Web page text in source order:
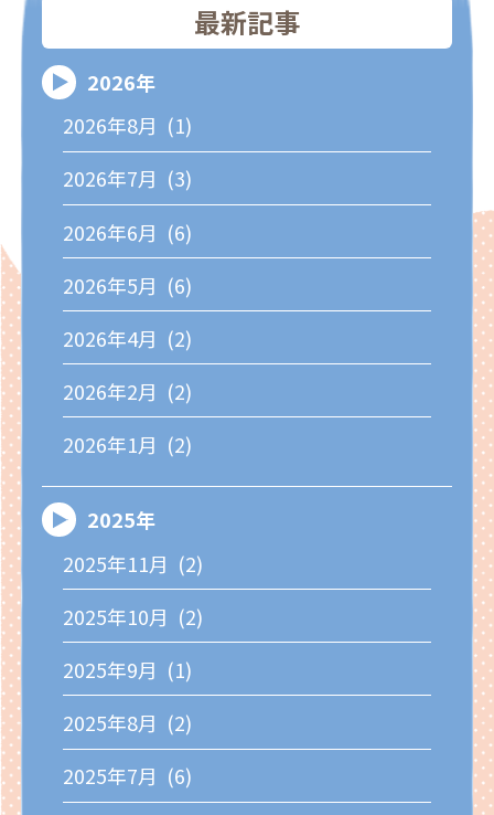
最新記事
2026年
2026年8月 (1)
2026年7月 (3)
2026年6月 (6)
2026年5月 (6)
2026年4月 (2)
2026年2月 (2)
2026年1月 (2)
2025年
2025年11月 (2)
2025年10月 (2)
2025年9月 (1)
2025年8月 (2)
2025年7月 (6)